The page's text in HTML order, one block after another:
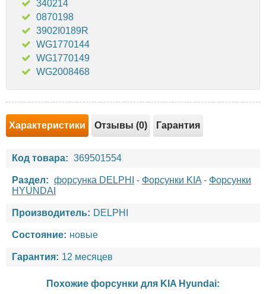
340214
0870198
3902I0189R
WG1770144
WG1770149
WG2008468
Характеристики Отзывы (0) Гарантия
Код товара: 369501554
Раздел: форсунка DELPHI - Форсунки KIA - Форсунки
HYUNDAI
Производитель: DELPHI
Состояние: новые
Гарантия: 12 месяцев
Похожие форсунки для KIA Hyundai: